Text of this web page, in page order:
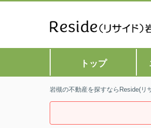
トップ
岩槻の不動産を探すならReside(リ